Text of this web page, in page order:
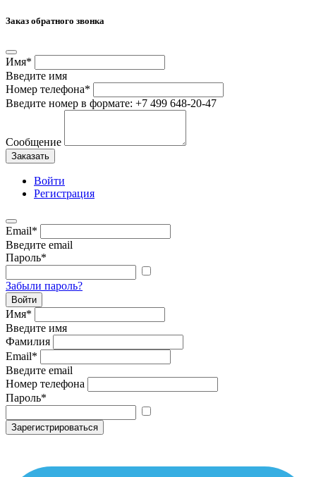
Заказ обратного звонка
Имя*
Введите имя
Номер телефона*
Введите номер в формате: +7 499 648-20-47
Сообщение
Заказать
Войти
Регистрация
Email*
Введите email
Пароль*
Забыли пароль?
Войти
Имя*
Введите имя
Фамилия
Email*
Введите email
Номер телефона
Пароль*
Зарегистрироваться